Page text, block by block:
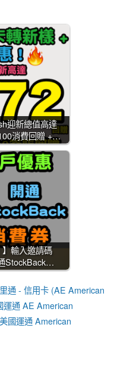
迎新總值高達
消費回贈 +…
輸入邀請碼
StockBack…
通 - 信用卡 (AE American
運通 AE American
國運通 American